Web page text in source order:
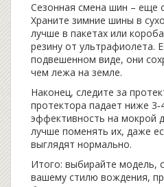
Сезонная смена шин – еще
Храните зимние шины в
лучше в пакетах или
резину от ультрафиолета.
подвешенном виде, они
чем лежа на земле.
Наконец, следите за
протектора падает ниже
эффективность на мокрой
лучше поменять их, даже
выглядят нормально.
Итого: выбирайте модель,
вашему стилю вождения,